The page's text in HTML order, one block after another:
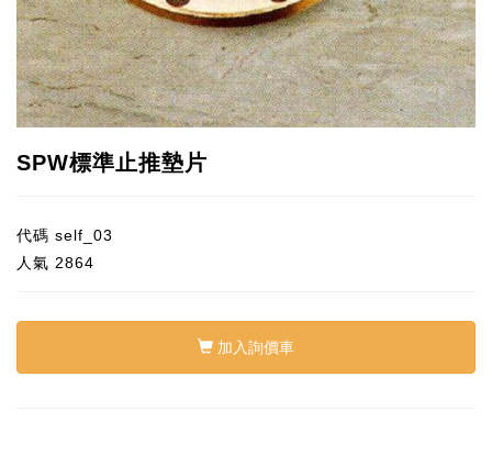
SPW標準止推墊片
代碼 self_03
人氣 2864
加入詢價車